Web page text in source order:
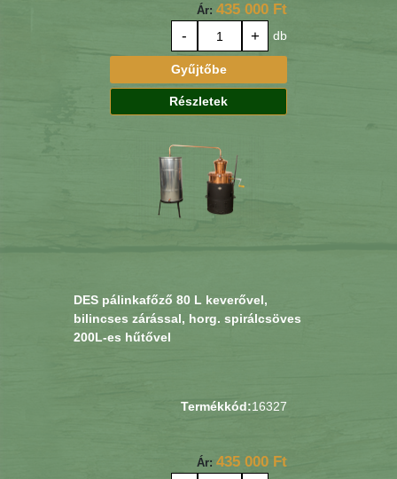
Ár: 435 000 Ft
-
+ db
Gyűjtőbe
Részletek
DES pálinkafőző 80 L keverővel,
bilincses zárással, horg. spirálcsöves
200L-es hűtővel
Termékkód:16327
Ár: 435 000 Ft